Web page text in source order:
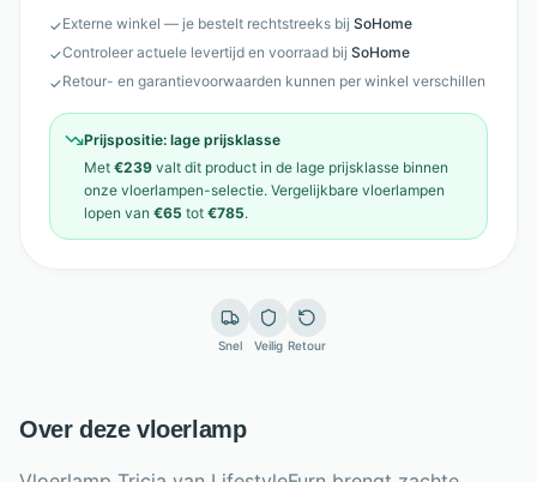
✓Externe winkel — je bestelt rechtstreeks bij SoHome
✓Controleer actuele levertijd en voorraad bij SoHome
✓Retour- en garantievoorwaarden kunnen per winkel verschillen
Prijspositie: lage prijsklasse
Met €239 valt dit product in de lage prijsklasse binnen
onze vloerlampen-selectie. Vergelijkbare vloerlampen
lopen van €65 tot €785.
Snel Veilig Retour
Over deze vloerlamp